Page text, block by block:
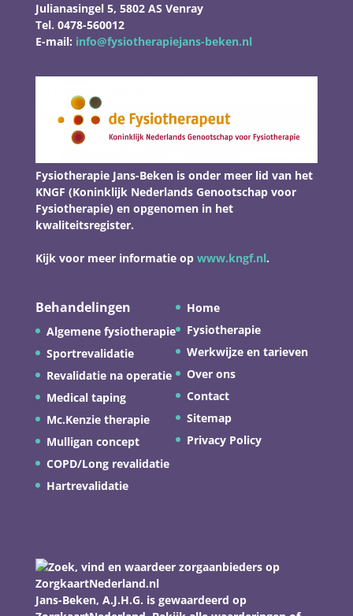
Julianasingel 5, 5802 AS Venray
Tel. 0478-560012
E-mail: info@fysiotherapiejans-beken.nl
Fysiotherapie Jans-Beken is onder meer lid van het
KNGF (Koninklijk Nederlands Genootschap voor
Fysiotherapie) en opgenomen in het
kwaliteitsregister.
Kijk voor meer informatie op www.kngf.nl.
Behandelingen
Algemene fysiotherapie
Sportrevalidatie
Revalidatie na operatie
Medical taping
Mc.Kenzie therapie
Mulligan concept
COPD/Long revalidatie
Hartrevalidatie
Home
Fysiotherapie
Werkwijze en tarieven
Over ons
Contact
Sitemap
Privacy Policy
Jans-Beken, A.J.H.G. is gewaardeerd op